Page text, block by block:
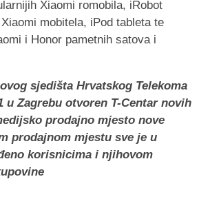
sjedišta Hrvatskog Telekoma
u Zagrebu otvoren T-Centar novih
prodajno mjesto nove
prodajnom mjestu sve je u
korisnicima i njihovom